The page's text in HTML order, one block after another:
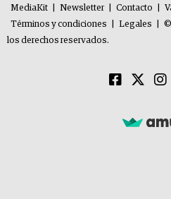
MediaKit Newsletter Contacto
Términos y condiciones
Legales
©
los derechos reservados.